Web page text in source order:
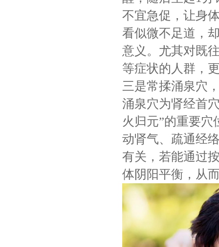
不宜急促，让身
看似微不足道，
意义。尤其对既
等症状的人群，
三是常揉涌泉穴
涌泉穴为肾经首
火归元”的重要
动肾气、疏通经
有关，若能通过
体阴阳平衡，从